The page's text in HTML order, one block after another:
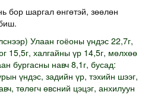
бор шаргал өнгөтэй, зөөлөн
Улаан гоёоны үндэс 22,7г,
15,5г, халгайны үр 14,5г, мөлхөө
бургасны навч 8,1г, бусад:
үндэс, задийн үр, тэхийн шээг,
төлөгч өвсний цэцэг, анхилуун